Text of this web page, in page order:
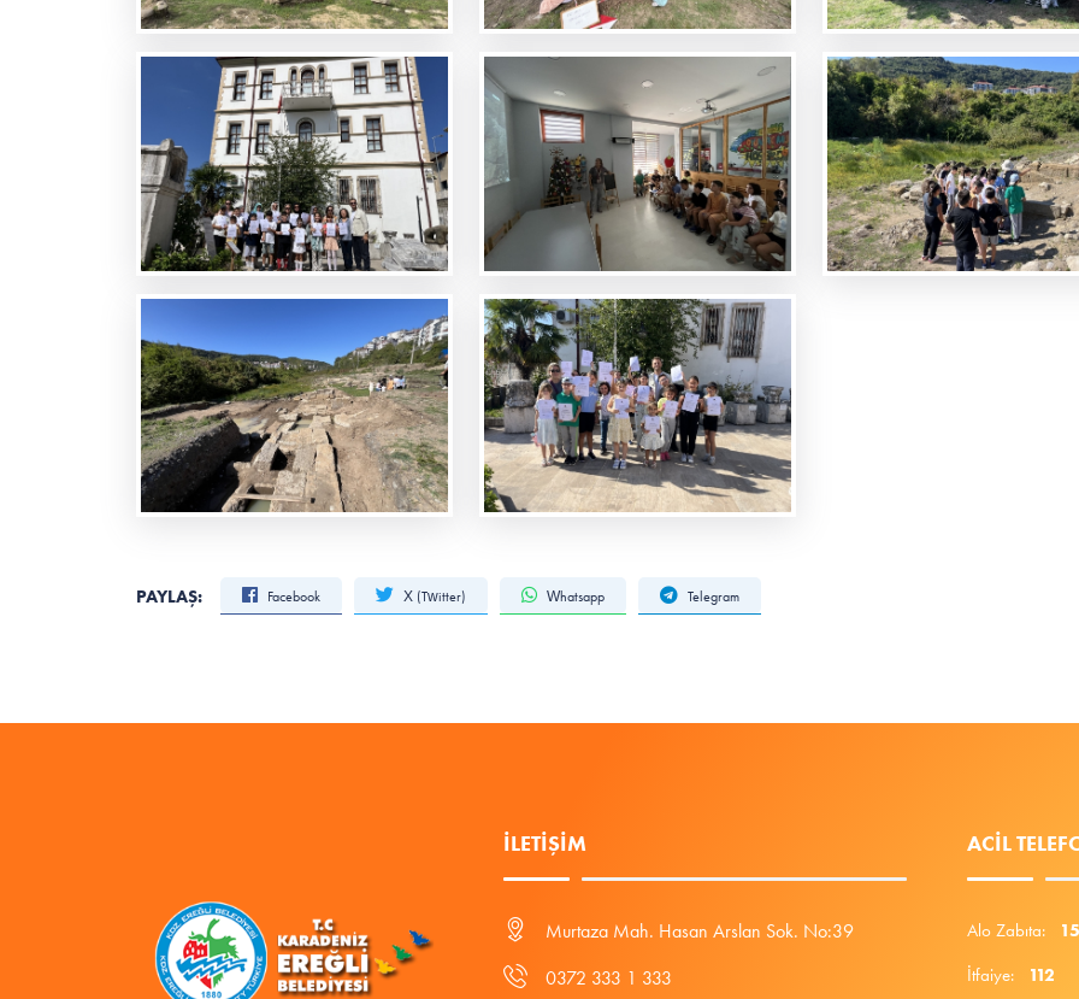
PAYLAŞ: Facebook X (Twitter) Whatsapp Telegram
İLETIŞIM
Murtaza Mah. Hasan Arslan Sok. No:39
0372 333 1 333
ACIL
Alo Zabıta:
İtfaiye: 112